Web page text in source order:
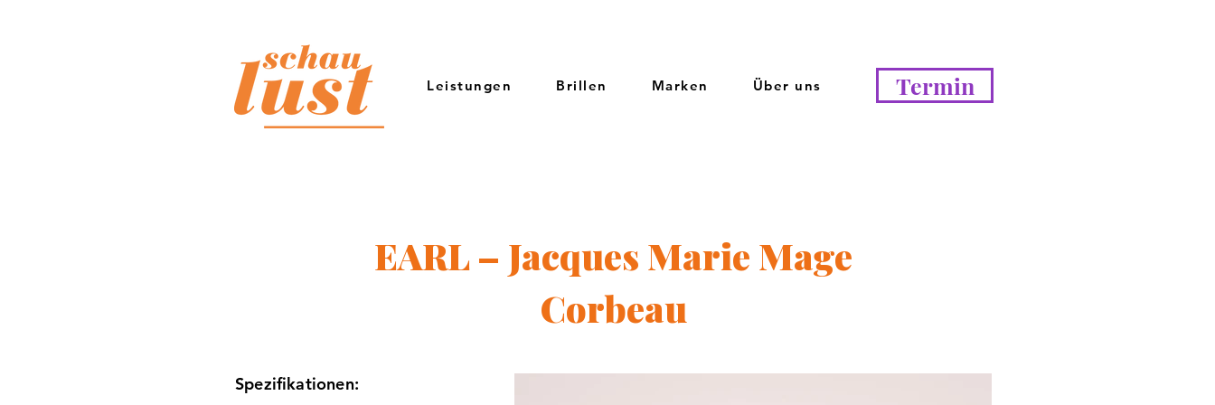
Leistungen Brillen Marken Über uns Termin
EARL – Jacques Marie Mage
Corbeau
Spezifikationen: